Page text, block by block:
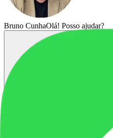
Bruno CunhaOlá! Posso ajudar?